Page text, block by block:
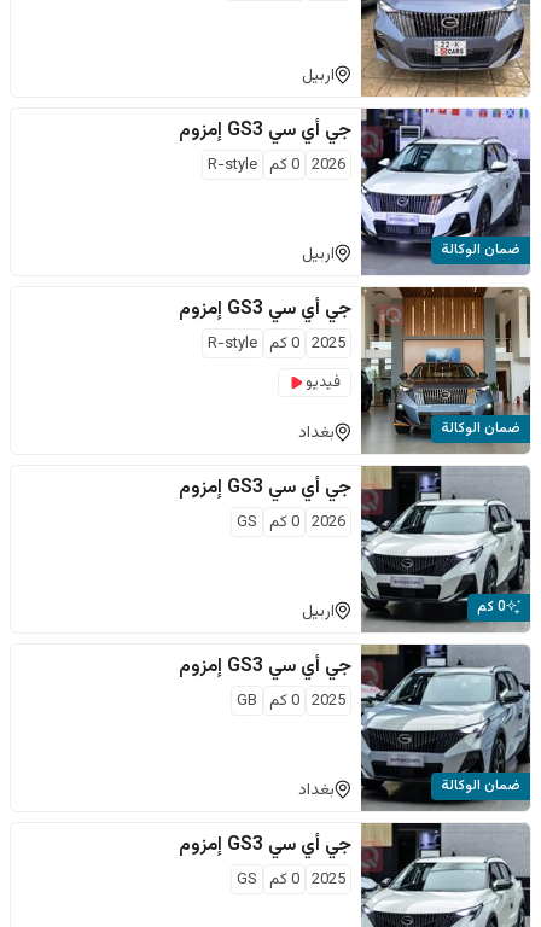
اربيل
ضمان الوكالة
جي أي سي GS3 إمزوم
2026
0كم R-style
اربيل
ضمان الوكالة
جي أي سي GS3 إمزوم
2025
0كم R-style
فيديو
بغداد
0 كم
جي أي سي GS3 إمزوم
2026
0كم GS
اربيل
ضمان الوكالة
جي أي سي GS3 إمزوم
2025
0كم GB
بغداد
جي أي سي GS3 إمزوم
2025
0كم GS